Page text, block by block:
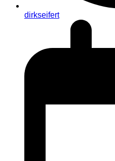
dirkseifert